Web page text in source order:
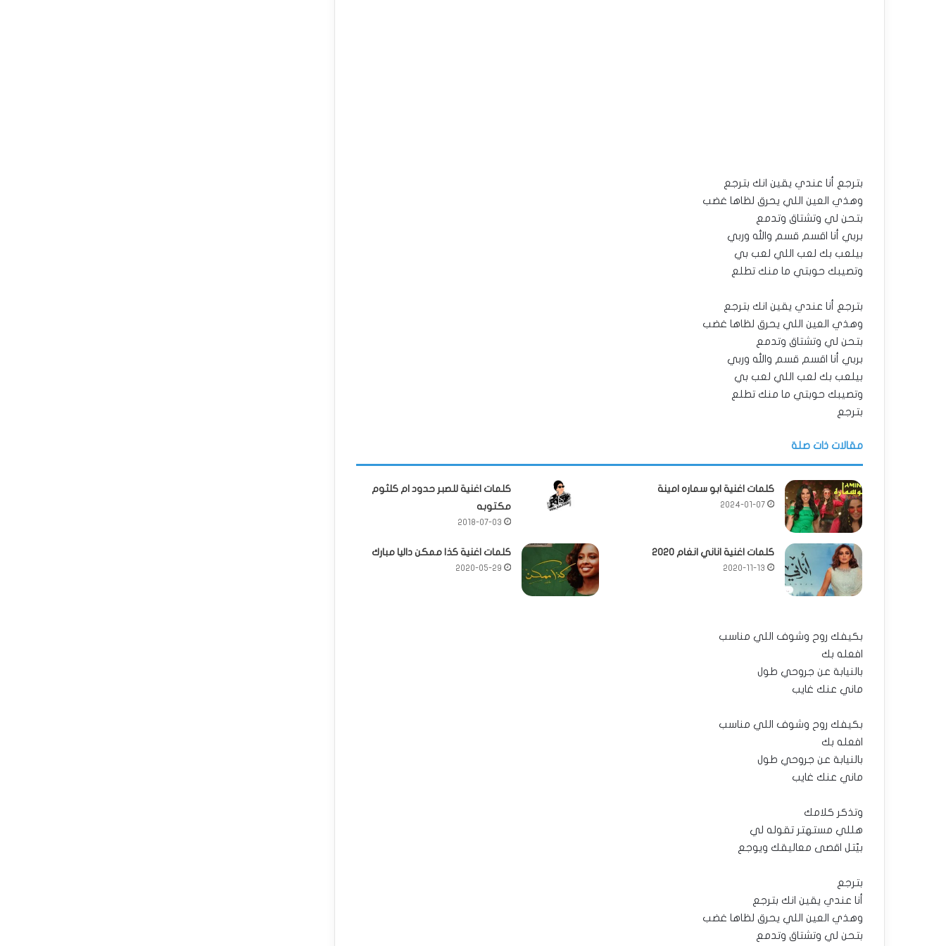
بترجع أنا عندي يقين انك بترجع
وهذي العين اللي يحرق لظاها غضب
بتحن لي وتشتاق وتدمع
بربي أنا اقسم قسم والله وربي
بيلعب بك لعب اللي لعب بي
وتصيبك حوبتي ما منك تطلع
بترجع أنا عندي يقين انك بترجع
وهذي العين اللي يحرق لظاها غضب
بتحن لي وتشتاق وتدمع
بربي أنا اقسم قسم والله وربي
بيلعب بك لعب اللي لعب بي
وتصيبك حوبتي ما منك تطلع
بترجع
مقالات ذات صلة
كلمات اغنية ابو سماره امينة
2024-01-07
كلمات اغنية للصبر حدود ام كلثوم
مكتوبه
2018-07-03
كلمات اغنية اناني انغام 2020
2020-11-13
كلمات اغنية كذا ممكن داليا مبارك
2020-05-29
بكيفك روح وشوف اللي مناسب
افعله بك
بالنيابة عن جروحي طول
ماني عنك غايب
بكيفك روح وشوف اللي مناسب
افعله بك
بالنيابة عن جروحي طول
ماني عنك غايب
وتذكر كلامك
هللي مستهتر تقوله لي
بيّتل اقصى معاليقك ويوجع
بترجع
أنا عندي يقين انك بترجع
وهذي العين اللي يحرق لظاها غضب
بتحن لي وتشتاق وتدمع